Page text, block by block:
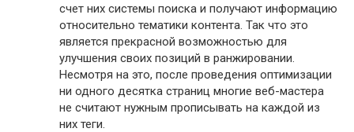
счет них системы поиска и получают информацию
относительно тематики контента. Так что это
является прекрасной возможностью для
улучшения своих позиций в ранжировании.
Несмотря на это, после проведения оптимизации
ни одного десятка страниц многие веб-мастера
не считают нужным прописывать на каждой из
них теги.